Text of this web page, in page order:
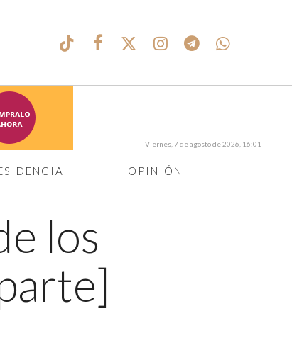
OPINIÓN
Viernes, 7 de agosto de 2026, 16:01
los